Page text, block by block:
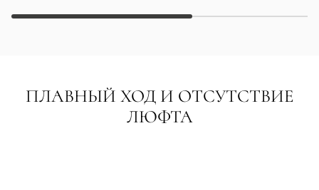
ПЛАВНЫЙ ХОД И ОТСУТСТВИЕ
ЛЮФТА